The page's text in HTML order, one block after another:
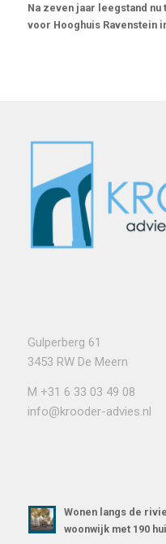
Na zeven jaar leegstand
voor Hooghuis Ravenstein
Gulperberg 61
3453 RW De Meern
M +31 6 33 03 49 08
info@krooder-advies.nl
Wonen langs de
woonwijk met 190